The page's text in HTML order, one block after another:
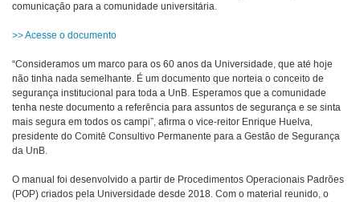
comunicação para a comunidade universitária.
>> Acesse o documento
“Consideramos um marco para os 60 anos da Universidade, que até hoje
não tinha nada semelhante. É um documento que norteia o conceito de
segurança institucional para toda a UnB. Esperamos que a comunidade
tenha neste documento a referência para assuntos de segurança e se sinta
mais segura em todos os campi”, afirma o vice-reitor Enrique Huelva,
presidente do Comitê Consultivo Permanente para a Gestão de Segurança
da UnB.
O manual foi desenvolvido a partir de Procedimentos Operacionais Padrões
(POP) criados pela Universidade desde 2018. Com o material reunido, o